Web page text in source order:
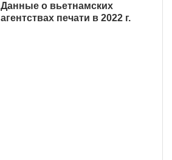
Данные о вьетнамских
агентствах печати в 2022 г.